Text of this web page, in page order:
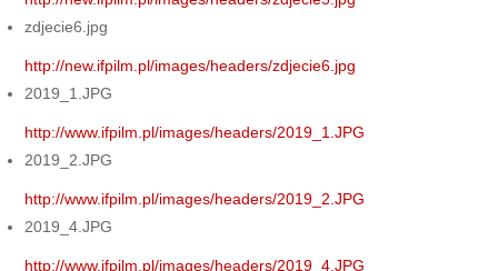
zdjecie6.jpg
http://new.ifpilm.pl/images/headers/zdjecie6.jpg
2019_1.JPG
http://www.ifpilm.pl/images/headers/2019_1.JPG
2019_2.JPG
http://www.ifpilm.pl/images/headers/2019_2.JPG
2019_4.JPG
http://www.ifpilm.pl/images/headers/2019_4.JPG